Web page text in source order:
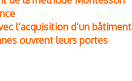
l’acquisition d’un bâtiment
ouvrent leurs portes